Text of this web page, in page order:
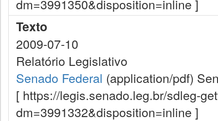
dm=3991350&disposition=inline ]
Texto
2009-07-10
Relatório Legislativo
Senado Federal (application/pdf)
[ https://legis.senado.leg.br/sdleg-
dm=3991332&disposition=inline ]